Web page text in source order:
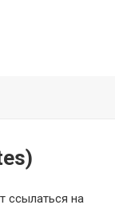
ссылаться на